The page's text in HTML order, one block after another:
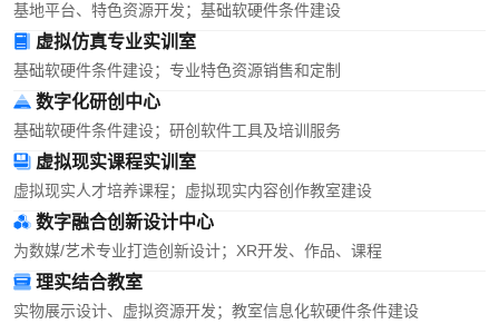
基地平台、特色资源开发；基础软硬件条件建设
虚拟仿真专业实训室
基础软硬件条件建设；专业特色资源销售和定制
数字化研创中心
基础软硬件条件建设；研创软件工具及培训服务
虚拟现实课程实训室
虚拟现实人才培养课程；虚拟现实内容创作教室建设
数字融合创新设计中心
为数媒/艺术专业打造创新设计；XR开发、作品、课程
理实结合教室
实物展示设计、虚拟资源开发；教室信息化软硬件条件建设